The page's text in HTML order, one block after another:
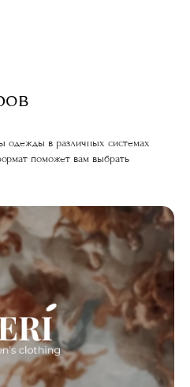
одежды в различных системах
поможет вам выбрать